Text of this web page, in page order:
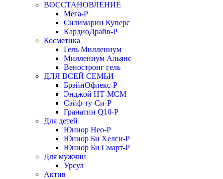
ВОССТАНОВЛЕНИЕ
Мега-Р
Силимарин Куперс
КардиоДрайв-Р
Косметика
Гель Миллениум
Миллениум Альянс
Веностронг гель
ДЛЯ ВСЕЙ СЕМЬИ
БрэйнОфлекс-Р
Энджой НТ-МСМ
Сэйф-ту-Си-Р
Гранатин Q10-Р
Для детей
Юниор Нео-Р
Юниор Би Хелси-Р
Юниор Би Смарт-Р
Для мужчин
Урсул
Актив